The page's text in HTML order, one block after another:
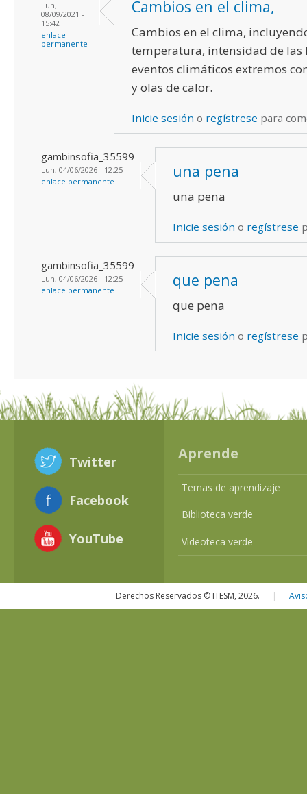
Lun,
08/09/2021 -
15:42
enlace
permanente
Cambios en el clima,
Cambios en el clima,
temperatura, intensidad de las
eventos climáticos extremos
y olas de calor.
Inicie sesión o regístrese para
gambinsofia_35599
Lun, 04/06/2026 - 12:25
enlace permanente
una pena
una pena
Inicie sesión o regístrese
gambinsofia_35599
Lun, 04/06/2026 - 12:25
enlace permanente
que pena
que pena
Inicie sesión o regístrese
Twitter
Facebook
YouTube
Aprende
Temas de aprendizaje
Biblioteca verde
Videoteca verde
Derechos Reservados © ITESM, 2026. |